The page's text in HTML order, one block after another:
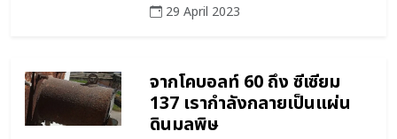
29 April 2023
จากโคบอลท์ 60 ถึง ซีเซียม
137 เรากำลังกลายเป็นแผ่น
ดินมลพิษ